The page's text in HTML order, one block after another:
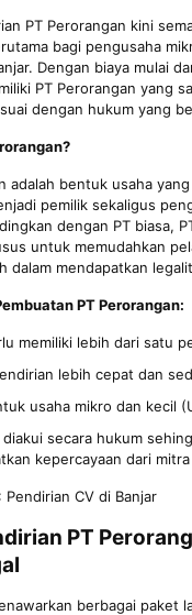
PT Perorangan kini
bagi pengusaha
Dengan biaya mulai
PT Perorangan yang
dengan hukum yang
adalah bentuk usaha
pemilik sekaligus
dengan PT biasa,
untuk memudahkan
dalam mendapatkan
PT Perorangan:
memiliki lebih dari satu
lebih cepat dan
usaha mikro dan kecil
diakui secara hukum
kepercayaan dari
Pendirian CV di Banjar
PT
berbagai paket